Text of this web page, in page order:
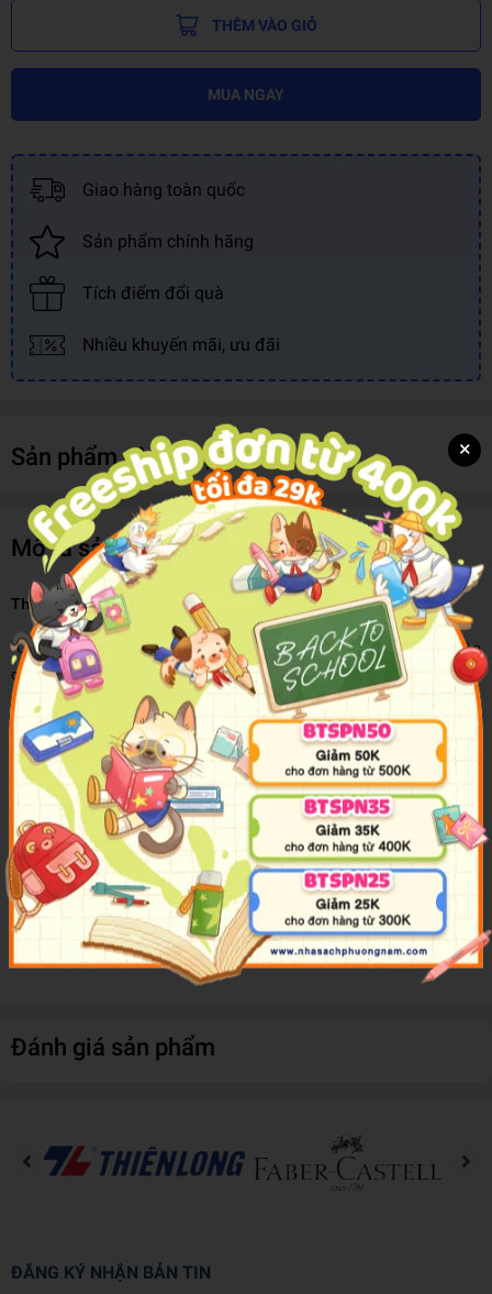
THÊM VÀO GIỎ
MUA NGAY
Giao hàng toàn quốc
Sản phẩm chính hãng
Tích điểm đổi quà
Nhiều khuyến mãi, ưu đãi
Sản phẩm cùng loại
Mô tả sản phẩm
Thị Trấn Mèo - Tập 5
"Ở một làng chài nằm rìa Tokyo, luôn có hàng dài những chú mèo
chiếm lĩnh mọi ngóc ngách của bến cảng, xếp hàng chờ ăn những
con cá tươi ngon, béo ngậy vừa đánh bắt ngoài biển khơi về. Dần
dần, chả biết chúng từ đâu cứ đến nơi đây, tạo thành khung cảnh
có một không hai: một thị trấn đầy ắp những chú mèo trên mọi nẻo
đường.
Thị trấn mèo êm đềm nằm bên bờ biển, là ngôi nhà chung của các
ông bà già cả và những chú mèo. Trong đó có ông lão Daikichi và
chú mèo Tama vừa tròn 10 tuổi.
Người và mèo ngày ngày quấn quýt, bầu bạn bên nhau, trải qua
bốn mùa xuân - hạ - thu - đông, tới khi cùng bạc mái đầu."
Đánh giá sản phẩm
ĐĂNG KÝ NHẬN BẢN TIN
×